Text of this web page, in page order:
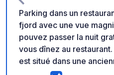
Parking dans un
fjord avec une vue
pouvez passer la nuit
vous dînez au
est situé dans une